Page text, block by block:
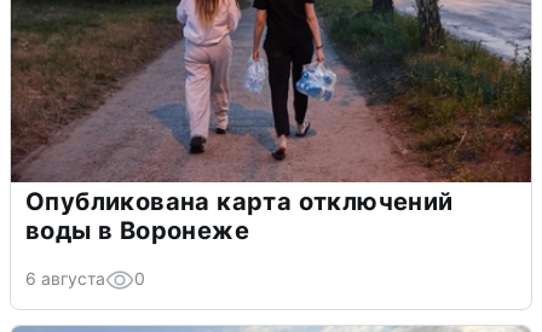
Опубликована карта отключений
воды в Воронеже
6 августа 0